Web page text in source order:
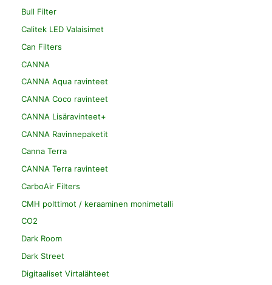
Bull Filter
Calitek LED Valaisimet
Can Filters
CANNA
CANNA Aqua ravinteet
CANNA Coco ravinteet
CANNA Lisäravinteet+
CANNA Ravinnepaketit
Canna Terra
CANNA Terra ravinteet
CarboAir Filters
CMH polttimot / keraaminen monimetalli
CO2
Dark Room
Dark Street
Digitaaliset Virtalähteet